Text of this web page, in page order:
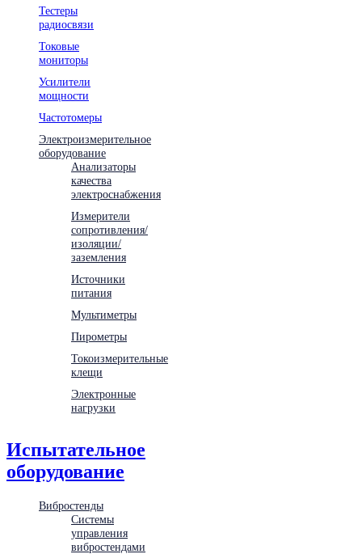
Тестеры
радиосвязи
Токовые
мониторы
Усилители
мощности
Частотомеры
Электроизмерительное
оборудование
Анализаторы
качества
электроснабжения
Измерители
сопротивления/
изоляции/
заземления
Источники
питания
Мультиметры
Пирометры
Токоизмерительные
клещи
Электронные
нагрузки
Испытательное
оборудование
Вибростенды
Системы
управления
вибростендами